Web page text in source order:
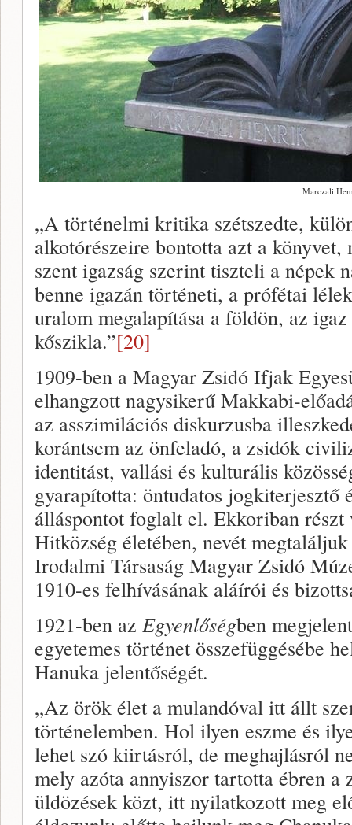
Marczali
„A történelmi kritika szétszedte,
alkotórészeire bontotta azt a
szent igazság szerint tiszteli a népek
benne igazán történeti, a prófétai
uralom megalapítása a földön, az
kőszikla.”[20]
1909-ben a Magyar Zsidó Ifjak
elhangzott nagysikerű Makkabi-
az asszimilációs diskurzusba
korántsem az önfeladó, a zsidók
identitást, vallási és kulturális
gyarapította: öntudatos jogkiterjesztő
álláspontot foglalt el. Ekkoriban részt
Hitközség életében, nevét
Irodalmi Társaság Magyar Zsidó
1910-es felhívásának aláírói és
1921-ben az Egyenlőségben
egyetemes történet összefüggésébe
Hanuka jelentőségét.
„Az örök élet a mulandóval itt állt
történelemben. Hol ilyen eszme és
lehet szó kiirtásról, de meghajlásról
mely azóta annyiszor tartotta ébren a
üldözések közt, itt nyilatkozott meg